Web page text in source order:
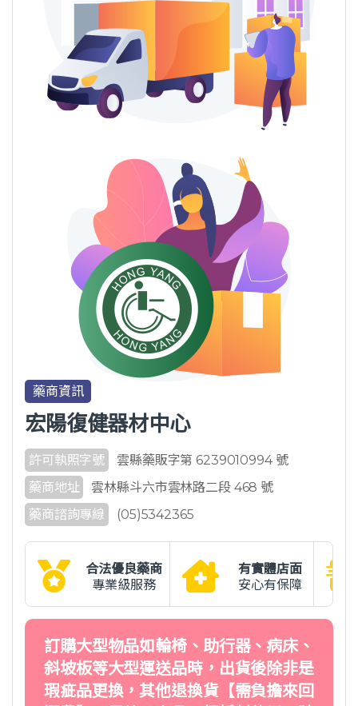
藥商資訊
宏陽復健器材中心
許可執照字號
雲縣藥販字第 6239010994 號
藥商地址
雲林縣斗六市雲林路二段 468 號
藥商諮詢專線
(05)5342365
合法優良藥商
專業級服務
有實體店面
安心有保障
訂購大型物品如輪椅、助行器、病床、
斜坡板等大型運送品時，出貨後除非是
瑕疵品更換，其他退換貨【需負擔來回